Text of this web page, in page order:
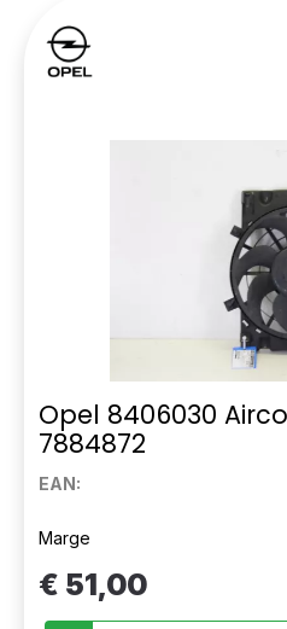
Opel 8406030
7884872
EAN:
Marge
€ 51,00